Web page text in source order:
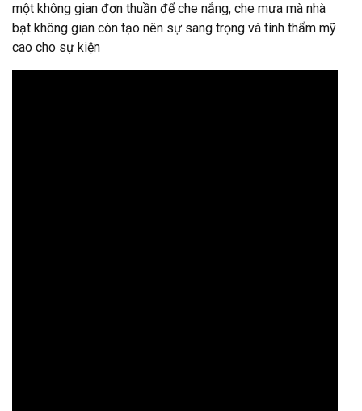
một không gian đơn thuần để che nắng, che mưa mà nhà
bạt không gian còn tạo nên sự sang trọng và tính thẩm mỹ
cao cho sự kiện